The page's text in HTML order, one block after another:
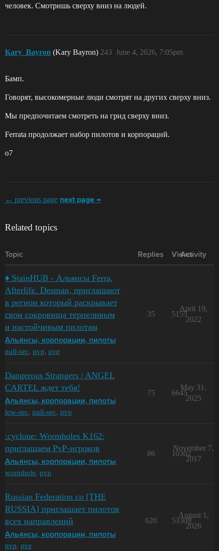
человек. Смотришь сверху вниз на людей.
Kary_Bayron (Kary Bayron) June 4, 2026, 7:05pm
243
Бамп.
Говорят, высокомерные люди смотрят на других сверху вниз.
Мы предпочитаем смотреть на грид сверху вниз.
Ferrata продолжает набор пилотов и корпораций.
o7
← previous page next page →
Related topics
Topic Replies Views
Activity
♦ StainHUB - Альянсы Ferra,
Afterlife. Desman, приглашают
в регион который раскрывает
свои сокровища терпеливым
и настойчивым пилотам
Альянсы, корпорации, пилоты
null-sec, pvp, pve
35 5155
April 19,
2022
Dangerous Strangers | ANGEL
CARTEL ждет тебя!
Альянсы, корпорации, пилоты
low-sec, null-sec, pvp
75 6645
May 31,
2025
:cyclone: Wormholes K162:
приглашаем PvP-игроков
Альянсы, корпорации, пилоты
wormhole, pvp
86 10302
November 7,
2017
Russian Federation co [THE
RUSSIA] приглашает пилотов
всех направлений
Альянсы, корпорации, пилоты
pvp, pve
620 53309
August 1,
2026